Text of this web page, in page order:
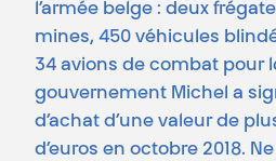
l’armée belge : deux
mines, 450 véhicules
34 avions de combat pour
gouvernement Michel a
d’achat d’une valeur de
d’euros en octobre 2018.